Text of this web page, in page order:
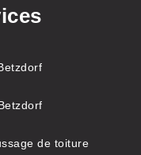
de toiture